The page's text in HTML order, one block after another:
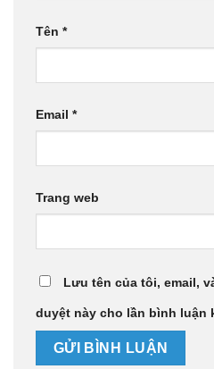
Tên *
Email *
Trang web
Lưu tên của tôi, email,
duyệt này cho lần bình luận